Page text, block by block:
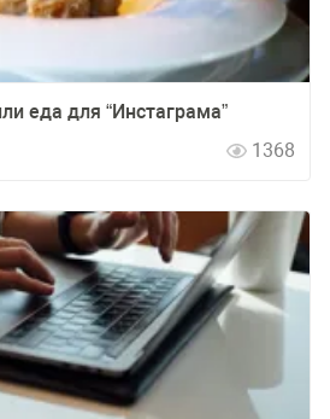
еда для “Инстаграма”
1368